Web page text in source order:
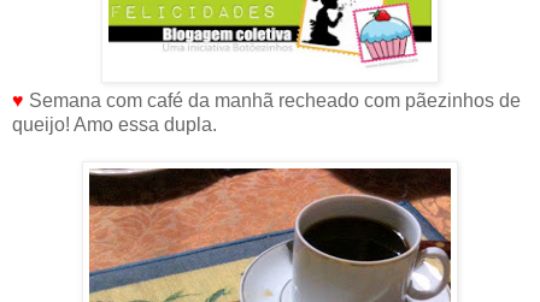
♥ Semana com café da manhã recheado com pãezinhos de
queijo! Amo essa dupla.